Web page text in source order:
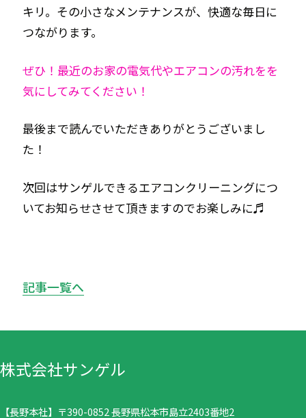
キリ。その小さなメンテナンスが、快適な毎日に
つながります。
ぜひ！最近のお家の電気代やエアコンの汚れをを
気にしてみてください！
最後まで読んでいただきありがとうございまし
た！
次回はサンゲルできるエアコンクリーニングにつ
いてお知らせさせて頂きますのでお楽しみに♬
記事一覧へ
株式会社サンゲル
【長野本社】〒390-0852 長野県松本市島立2403番地2